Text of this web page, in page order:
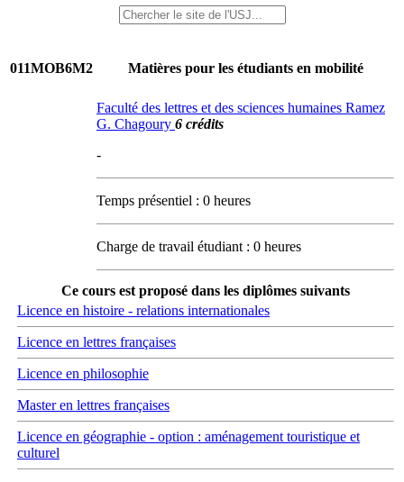
011MOB6M2 Matières pour les étudiants en mobilité
Faculté des lettres et des sciences humaines Ramez
G. Chagoury 6 crédits
-
Temps présentiel : 0 heures
Charge de travail étudiant : 0 heures
Ce cours est proposé dans les diplômes suivants
Licence en histoire - relations internationales
Licence en lettres françaises
Licence en philosophie
Master en lettres françaises
Licence en géographie - option : aménagement touristique et
culturel